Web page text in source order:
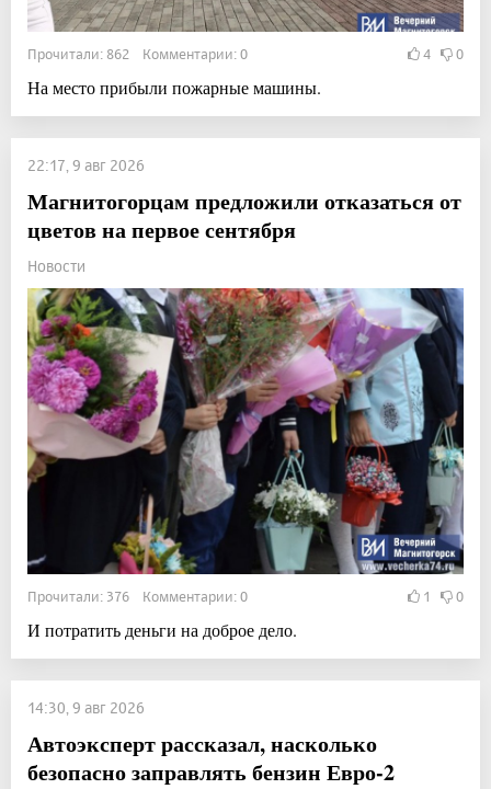
Прочитали: 862 Комментарии: 0 4 0
На место прибыли пожарные машины.
22:17, 9 авг 2026
Магнитогорцам предложили отказаться от
цветов на первое сентября
Новости
Прочитали: 376 Комментарии: 0 1 0
И потратить деньги на доброе дело.
14:30, 9 авг 2026
Автоэксперт рассказал, насколько
безопасно заправлять бензин Евро-2